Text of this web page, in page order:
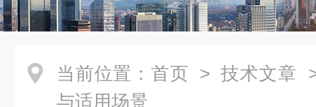
当前位置： 首页 > 技术文章
与适用场景